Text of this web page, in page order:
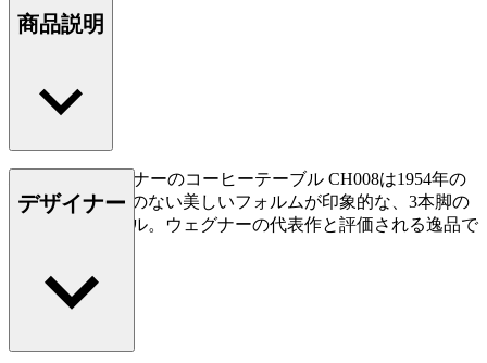
商品説明
ハンス J. ウェグナーのコーヒーテーブル CH008は1954年の
デザイン。無駄のない美しいフォルムが印象的な、3本脚の
コーヒーテーブル。ウェグナーの代表作と評価される逸品で
もっと読む
デザイナー